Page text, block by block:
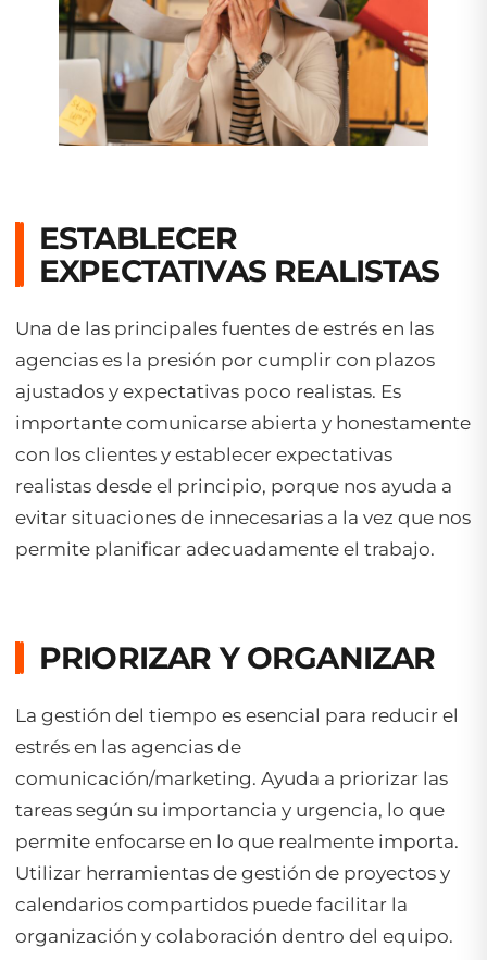
ESTABLECER
EXPECTATIVAS REALISTAS
Una de las principales fuentes de estrés en las
agencias es la presión por cumplir con plazos
ajustados y expectativas poco realistas. Es
importante comunicarse abierta y honestamente
con los clientes y establecer expectativas
realistas desde el principio, porque nos ayuda a
evitar situaciones de innecesarias a la vez que nos
permite planificar adecuadamente el trabajo.
PRIORIZAR Y ORGANIZAR
La gestión del tiempo es esencial para reducir el
estrés en las agencias de
comunicación/marketing. Ayuda a priorizar las
tareas según su importancia y urgencia, lo que
permite enfocarse en lo que realmente importa.
Utilizar herramientas de gestión de proyectos y
calendarios compartidos puede facilitar la
organización y colaboración dentro del equipo.